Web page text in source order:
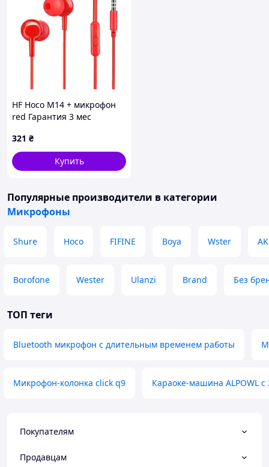
HF Hoco M14 + микрофон
red Гарантия 3 мес
321 ₴
Купить
Популярные производители в категории
Микрофоны
Shure Hoco FIFINE Boya Wster
Borofone Wester Ulanzi Brand Без
ТОП теги
Bluetooth микрофон с длительным временем работы
Микрофон-колонка click q9 Караоке-машина ALPOWL
Покупателям
Продавцам